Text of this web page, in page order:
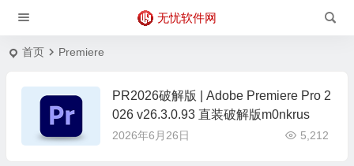
无忧软件网
首页 Premiere
PR2026破解版 | Adobe Premiere Pro 2
026 v26.3.0.93 直装破解版m0nkrus
2026年6月26日 5,212